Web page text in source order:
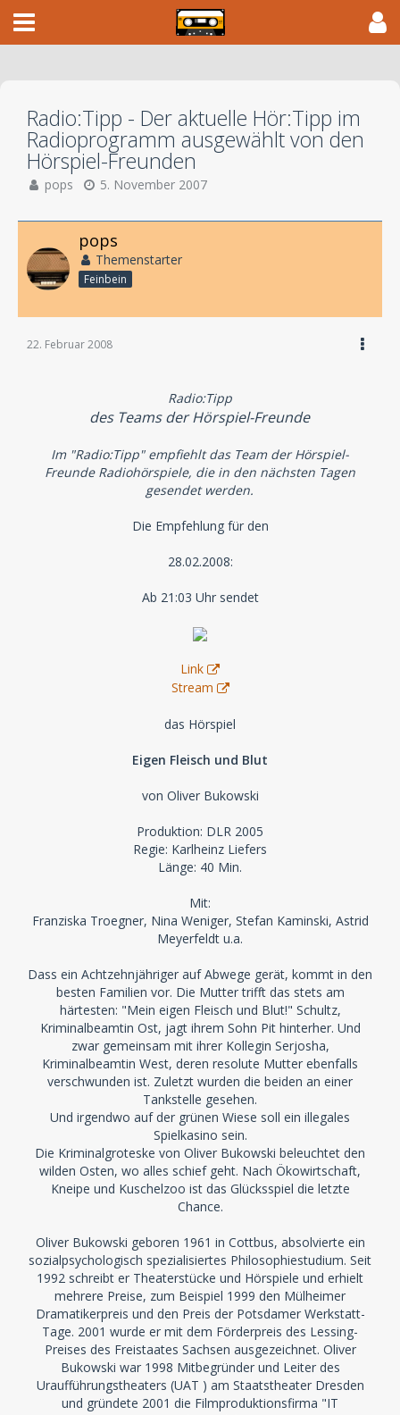
Radio:Tipp - Der aktuelle Hör:Tipp im
Radioprogramm ausgewählt von den
Hörspiel-Freunden
pops 5. November 2007
pops
Themenstarter
Feinbein
22. Februar 2008
Radio:Tipp
des Teams der Hörspiel-Freunde
Im "Radio:Tipp" empfiehlt das Team der Hörspiel-
Freunde Radiohörspiele, die in den nächsten Tagen
gesendet werden.
Die Empfehlung für den
28.02.2008:
Ab 21:03 Uhr sendet
Link
Stream
das Hörspiel
Eigen Fleisch und Blut
von Oliver Bukowski
Produktion: DLR 2005
Regie: Karlheinz Liefers
Länge: 40 Min.
Mit:
Franziska Troegner, Nina Weniger, Stefan Kaminski, Astrid
Meyerfeldt u.a.
Dass ein Achtzehnjähriger auf Abwege gerät, kommt in den
besten Familien vor. Die Mutter trifft das stets am
härtesten: "Mein eigen Fleisch und Blut!" Schultz,
Kriminalbeamtin Ost, jagt ihrem Sohn Pit hinterher. Und
zwar gemeinsam mit ihrer Kollegin Serjosha,
Kriminalbeamtin West, deren resolute Mutter ebenfalls
verschwunden ist. Zuletzt wurden die beiden an einer
Tankstelle gesehen.
Und irgendwo auf der grünen Wiese soll ein illegales
Spielkasino sein.
Die Kriminalgroteske von Oliver Bukowski beleuchtet den
wilden Osten, wo alles schief geht. Nach Ökowirtschaft,
Kneipe und Kuschelzoo ist das Glücksspiel die letzte
Chance.
Oliver Bukowski geboren 1961 in Cottbus, absolvierte ein
sozialpsychologisch spezialisiertes Philosophiestudium. Seit
1992 schreibt er Theaterstücke und Hörspiele und erhielt
mehrere Preise, zum Beispiel 1999 den Mülheimer
Dramatikerpreis und den Preis der Potsdamer Werkstatt-
Tage. 2001 wurde er mit dem Förderpreis des Lessing-
Preises des Freistaates Sachsen ausgezeichnet. Oliver
Bukowski war 1998 Mitbegründer und Leiter des
Uraufführungstheaters (UAT ) am Staatstheater Dresden
und gründete 2001 die Filmproduktionsfirma "IT